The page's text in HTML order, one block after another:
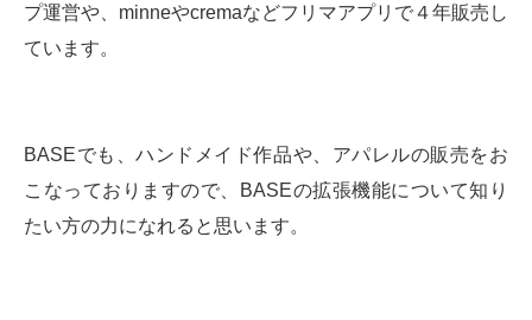
プ運営や、minneやcremaなどフリマアプリで４年販売し
ています。
BASEでも、ハンドメイド作品や、アパレルの販売をお
こなっておりますので、BASEの拡張機能について知り
たい方の力になれると思います。